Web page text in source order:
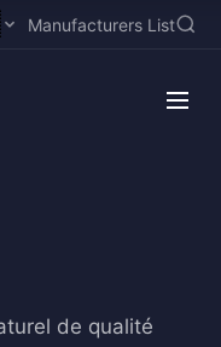
Manufacturers List
de qualité